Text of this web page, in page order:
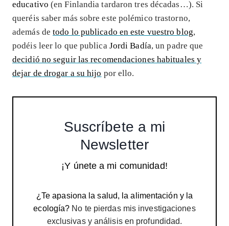
educativo (en Finlandia tardaron tres décadas…). Si
queréis saber más sobre este polémico trastorno,
además detodo lo publicado en este vuestro blog,
podéis leer lo que publica Jordi Badía, un padre que
decidió no seguir las recomendaciones habituales y
dejar de drogar a su hijo por ello.
Suscríbete a mi
Newsletter
¡Y únete a mi comunidad!
¿Te apasiona la salud, la alimentación y la
ecología? No te pierdas mis investigaciones
exclusivas y análisis en profundidad.